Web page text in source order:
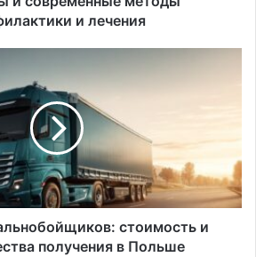
и лечения
стоимость и
получения в Польше